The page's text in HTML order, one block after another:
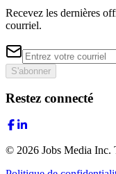
Recevez les dernières
courriel.
S'abonner
Restez connecté
© 2026 Jobs Media Inc.